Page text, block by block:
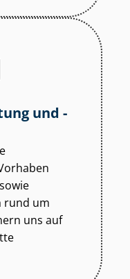
und -
rund um
uns auf